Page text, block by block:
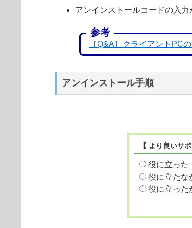
アンインストールコードの入
参考
［Q&A］クライアントPC
アンインストール手順
【 より良いサ
役に立った
役に立たな
役に立った